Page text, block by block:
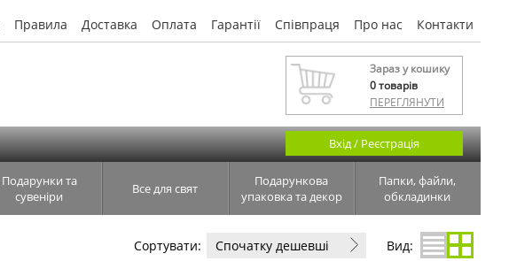
Правила Доставка Оплата Гарантії Співпраця Про нас Контакти
Зараз у кошику
0товарів
ПЕРЕГЛЯНУТИ
Вхід / Реєстрація
Подарунки та
сувеніри
Все для свят
Подарункова
упаковка та декор
Папки, файли,
обкладинки
Сортувати: Спочатку дешевші Вид: